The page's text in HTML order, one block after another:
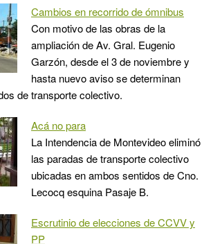
Cambios en recorrido de ómnibus
Con motivo de las obras de la
ampliación de Av. Gral. Eugenio
Garzón, desde el 3 de noviembre y
hasta nuevo aviso se determinan
de transporte colectivo.
Acá no para
La Intendencia de Montevideo eliminó
las paradas de transporte colectivo
ubicadas en ambos sentidos de Cno.
Lecocq esquina Pasaje B.
Escrutinio de elecciones de CCVV y
PP